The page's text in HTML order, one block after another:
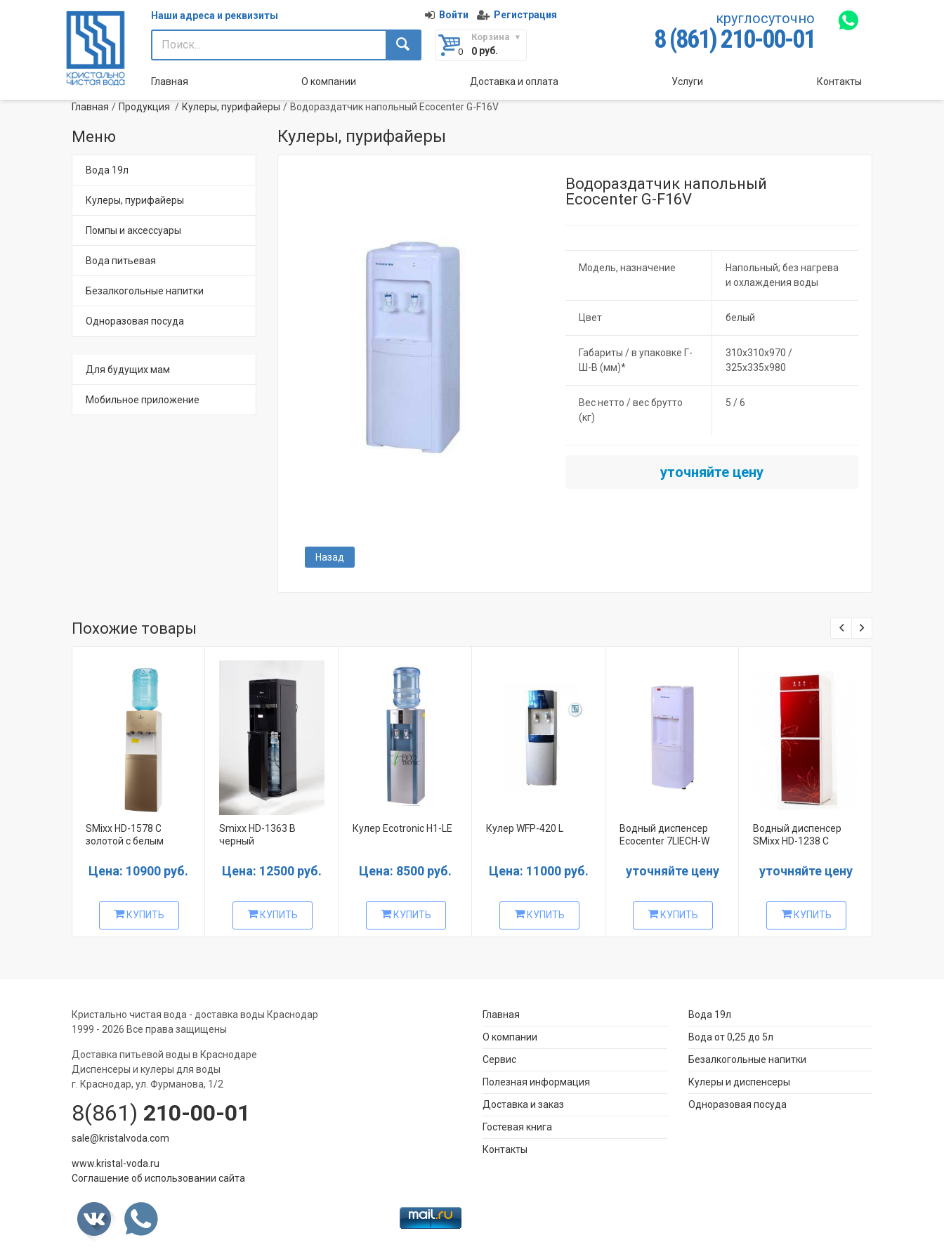
Войти Регистрация
Наши адреса и реквизиты
Корзина
0руб.
круглосуточно
8 (861) 210-00-01
Главная О компании Доставка и оплата Услуги Контакты
Главная Продукция Кулеры, пурифайеры Водораздатчик напольный Ecocenter G-F16V
Меню
Вода 19л
Кулеры, пурифайеры
Помпы и аксессуары
Вода питьевая
Безалкогольные напитки
Одноразовая посуда
Для будущих мам
Мобильное приложение
Кулеры, пурифайеры
Водораздатчик напольный
Ecocenter G-F16V
Модель, назначение
Напольный; без нагрева
и охлаждения воды
Цвет белый
Габариты / в упаковке Г-
Ш-В (мм)*
310х310х970 /
325х335х980
Вес нетто / вес брутто
(кг)
5 / 6
уточняйте цену
Назад
Похожие товары
SMixx HD-1578 C
золотой с белым
Цена: 10900 руб.
КУПИТЬ
Smixx HD-1363 B
черный
Цена: 12500 руб.
КУПИТЬ
Кулер Ecotronic H1-LE
Цена: 8500 руб.
КУПИТЬ
Кулер WFР-420 L
Цена: 11000 руб.
КУПИТЬ
Водный диспенсер
Ecocenter 7LIECH-W
уточняйте цену
КУПИТЬ
Водный диспенсер
SMixx HD-1238 C
уточняйте цену
КУПИТЬ
Кристально чистая вода - доставка воды Краснодар
1999 - 2026 Все права защищены
Доставка питьевой воды в Краснодаре
Диспенсеры и кулеры для воды
г. Краснодар, ул. Фурманова, 1/2
8(861) 210-00-01
sale@kristalvoda.com
www.kristal-voda.ru
Соглашение об использовании сайта
Главная
О компании
Сервис
Полезная информация
Доставка и заказ
Гостевая книга
Контакты
Вода 19л
Вода от 0,25 до 5л
Безалкогольные напитки
Кулеры и диспенсеры
Одноразовая посуда